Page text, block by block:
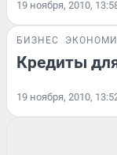
19 ноября, 2010,
БИЗНЕС
Кредиты
19 ноября, 2010,